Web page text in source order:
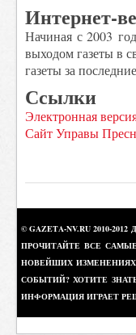
Интернет-
Начиная с 2003
выходом газеты в
газеты за
Ссылки
Электронная
Сайт Управы
© GAZETA-NV.RU
ПРОЧИТАЙТЕ ВСЕ
НОВЕЙШИХ
СОБЫТИЙ? ХОТИТЕ
ИНФОРМАЦИЯ ИГРАЕТ